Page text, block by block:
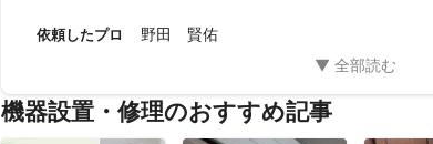
依頼したプロ 野田 賢佑
機器設置・修理のおすすめ記事